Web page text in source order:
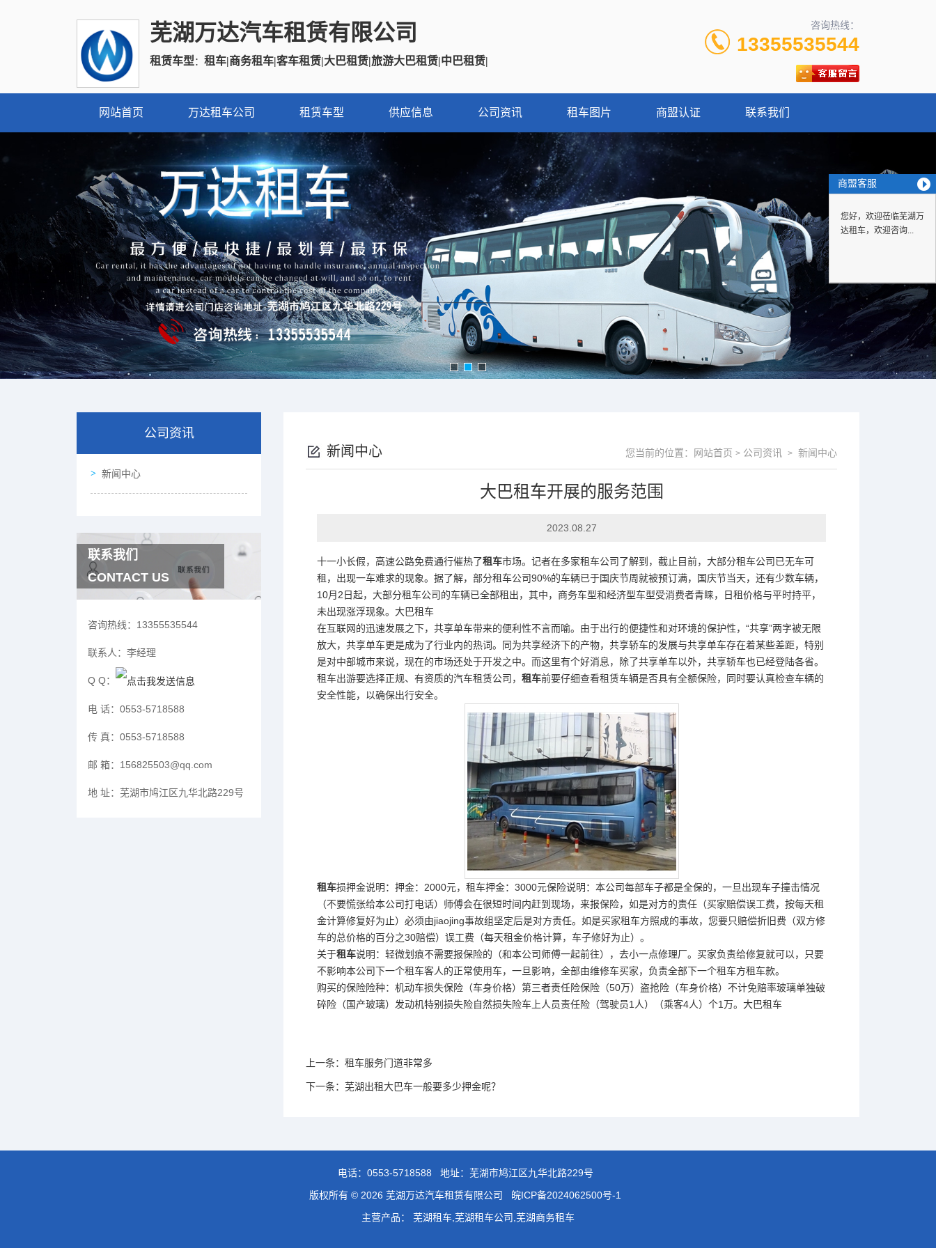
芜湖万达汽车租赁有限公司
租赁车型 ： 租车|商务租车|客车租赁|大巴租赁|旅游大巴租赁|中巴租赁|
咨询热线：
13355535544
网站首页 万达租车公司 租赁车型 供应信息 公司资讯 租车图片 商盟认证 联系我们
公司资讯
新闻中心
联系我们
CONTACT US
咨询热线： 13355535544
联系人： 李经理
Q Q：
电 话： 0553-5718588
传 真： 0553-5718588
邮 箱： 156825503@qq.com
地 址： 芜湖市鸠江区九华北路229号
新闻中心 您当前的位置： 网站首页 > 公司资讯 > 新闻中心
大巴租车开展的服务范围
2023.08.27
十一小长假，高速公路免费通行催热了租车市场。记者在多家租车公司了解到，截止目前，大部分租车公司已无车可
租，出现一车难求的现象。据了解，部分租车公司90%的车辆已于国庆节周就被预订满，国庆节当天，还有少数车辆，
10月2日起，大部分租车公司的车辆已全部租出，其中，商务车型和经济型车型受消费者青睐，日租价格与平时持平，
未出现涨浮现象。大巴租车
在互联网的迅速发展之下，共享单车带来的便利性不言而喻。由于出行的便捷性和对环境的保护性，“共享”两字被无限
放大，共享单车更是成为了行业内的热词。同为共享经济下的产物，共享轿车的发展与共享单车存在着某些差距，特别
是对中部城市来说，现在的市场还处于开发之中。而这里有个好消息，除了共享单车以外，共享轿车也已经登陆各省。
租车出游要选择正规、有资质的汽车租赁公司， 租车前要仔细查看租赁车辆是否具有全额保险，同时要认真检查车辆的
安全性能，以确保出行安全。
租车损押金说明：押金：2000元，租车押金：3000元保险说明：本公司每部车子都是全保的，一旦出现车子撞击情况
（不要慌张给本公司打电话）师傅会在很短时间内赶到现场，来报保险，如是对方的责任（买家赔偿误工费，按每天租
金计算修复好为止）必须由jiaojing事故组坚定后是对方责任。如是买家租车方照成的事故，您要只赔偿折旧费（双方修
车的总价格的百分之30赔偿）误工费（每天租金价格计算，车子修好为止）。
关于租车说明：轻微划痕不需要报保险的（和本公司师傅一起前往），去小一点修理厂。买家负责给修复就可以，只要
不影响本公司下一个租车客人的正常使用车，一旦影响，全部由维修车买家，负责全部下一个租车方租车款。
购买的保险险种：机动车损失保险（车身价格）第三者责任险保险（50万）盗抢险（车身价格）不计免赔率玻璃单独破
碎险（国产玻璃）发动机特别损失险自然损失险车上人员责任险（驾驶员1人）（乘客4人）个1万。大巴租车
上一条： 租车服务门道非常多
下一条： 芜湖出租大巴车一般要多少押金呢？
电话： 0553-5718588
地址：芜湖市鸠江区九华北路229号
版权所有 © 2026 芜湖万达汽车租赁有限公司
皖ICP备2024062500号-1
主营产品： 芜湖租车,芜湖租车公司,芜湖商务租车
商盟客服
您好，欢迎莅临芜湖万
达租车，欢迎咨询...